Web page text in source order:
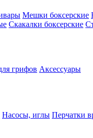
Мешки боксерские
Скакалки боксерские
грифов Аксессуары
Насосы, иглы Перчатки